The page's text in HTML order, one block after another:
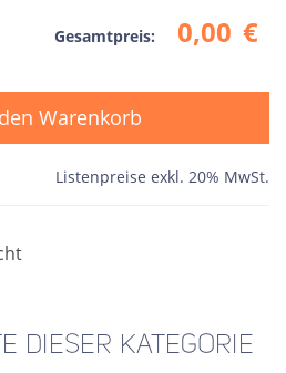
Gesamtpreis: 0,00 €
Warenkorb
Listenpreise exkl. 20% MwSt.
DIESER KATEGORIE